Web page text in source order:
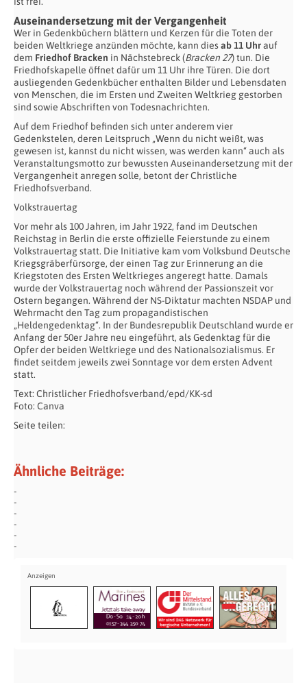
Auseinandersetzung mit der Vergangenheit
Wer in Gedenkbüchern blättern und Kerzen für die Toten der
beiden Weltkriege anzünden möchte, kann diesab 11 Uhrauf
dem Friedhof Bracken in Nächstebreck (Bracken 27) tun. Die
Friedhofskapelle öffnet dafür um 11 Uhr ihre Türen. Die dort
ausliegenden Gedenkbücher enthalten Bilder und Lebensdaten
von Menschen, die im Ersten und Zweiten Weltkrieg gestorben
sind sowie Abschriften von Todesnachrichten.
Auf dem Friedhof befinden sich unter anderem vier
Gedenkstelen, deren Leitspruch „Wenn du nicht weißt, was
gewesen ist, kannst du nicht wissen, was werden kann“ auch als
Veranstaltungsmotto zur bewussten Auseinandersetzung mit der
Vergangenheit anregen solle, betont der Christliche
Friedhofsverband.
Volkstrauertag
Vor mehr als 100 Jahren, im Jahr 1922, fand im Deutschen
Reichstag in Berlin die erste offizielle Feierstunde zu einem
Volkstrauertag statt. Die Initiative kam vom Volksbund Deutsche
Kriegsgräberfürsorge, der einen Tag zur Erinnerung an die
Kriegstoten des Ersten Weltkrieges angeregt hatte. Damals
wurde der Volkstrauertag noch während der Passionszeit vor
Ostern begangen. Während der NS-Diktatur machten NSDAP und
Wehrmacht den Tag zum propagandistischen
„Heldengedenktag“. In der Bundesrepublik Deutschland wurde er
Anfang der 50er Jahre neu eingeführt, als Gedenktag für die
Opfer der beiden Weltkriege und des Nationalsozialismus. Er
findet seitdem jeweils zwei Sonntage vor dem ersten Advent
statt.
Text: Christlicher Friedhofsverband/epd/KK-sd
Foto: Canva
Seite teilen:
Ähnliche Beiträge: